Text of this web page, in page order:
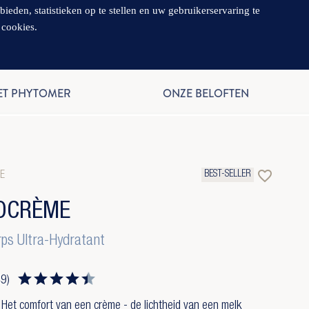
PHYTOMER ONZE BELOFTEN
BEST-SELLER favorite_border
Ultra-Hydratant
comfort van een crème - de lichtheid van een melk
statistieken op te stellen en uw gebruikerservaring te